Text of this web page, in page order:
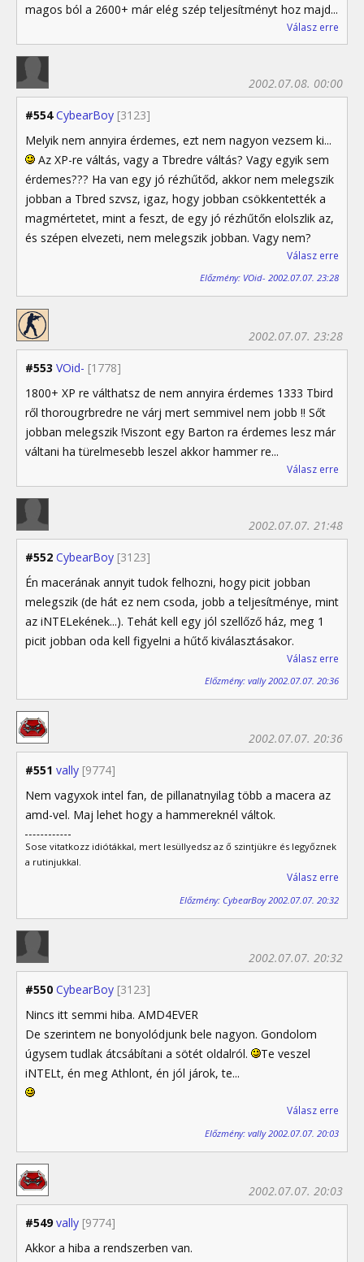
magos ból a 2600+ már elég szép teljesítményt hoz majd...
Válasz erre
#554 CybearBoy [3123]
2002.07.08. 00:00
Melyik nem annyira érdemes, ezt nem nagyon vezsem ki...
Az XP-re váltás, vagy a Tbredre váltás? Vagy egyik sem
érdemes??? Ha van egy jó rézhűtőd, akkor nem melegszik
jobban a Tbred szvsz, igaz, hogy jobban csökkentették a
magmértetet, mint a feszt, de egy jó rézhűtőn elolszlik az,
és szépen elvezeti, nem melegszik jobban. Vagy nem?
Válasz erre
Előzmény: VOid- 2002.07.07. 23:28
#553 VOid- [1778]
2002.07.07. 23:28
1800+ XP re válthatsz de nem annyira érdemes 1333 Tbird
ről thorougrbredre ne várj mert semmivel nem jobb !! Sőt
jobban melegszik !Viszont egy Barton ra érdemes lesz már
váltani ha türelmesebb leszel akkor hammer re...
Válasz erre
#552 CybearBoy [3123]
2002.07.07. 21:48
Én macerának annyit tudok felhozni, hogy picit jobban
melegszik (de hát ez nem csoda, jobb a teljesítménye, mint
az iNTELekének...). Tehát kell egy jól szellőző ház, meg 1
picit jobban oda kell figyelni a hűtő kiválasztásakor.
Válasz erre
Előzmény: vally 2002.07.07. 20:36
#551 vally [9774]
2002.07.07. 20:36
Nem vagyxok intel fan, de pillanatnyilag több a macera az
amd-vel. Maj lehet hogy a hammereknél váltok.
Sose vitatkozz idiótákkal, mert lesüllyedsz az ő szintjükre és legyőznek
a rutinjukkal.
Válasz erre
Előzmény: CybearBoy 2002.07.07. 20:32
#550 CybearBoy [3123]
2002.07.07. 20:32
Nincs itt semmi hiba. AMD4EVER
De szerintem ne bonyolódjunk bele nagyon. Gondolom
úgysem tudlak átcsábítani a sötét oldalról.
Te veszel
iNTELt, én meg Athlont, én jól járok, te...
Válasz erre
Előzmény: vally 2002.07.07. 20:03
#549 vally [9774]
2002.07.07. 20:03
Akkor a hiba a rendszerben van.